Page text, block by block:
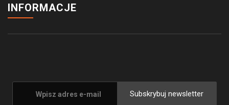
INFORMACJE
Subskrybuj newsletter